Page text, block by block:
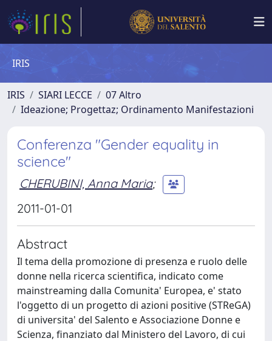
IRIS
IRIS SIARI LECCE
07 Altro
Ideazione; Progettaz; Ordinamento Manifestazioni
Conferenza "Gender equality in
science"
CHERUBINI, Anna Maria;
2011-01-01
Abstract
Il tema della promozione di presenza e ruolo delle
donne nella ricerca scientifica, indicato come
mainstreaming dalla Comunita' Europea, e' stato
l'oggetto di un progetto di azioni positive (STReGA)
di universita' del Salento e Associazione Donne e
Scienza, finanziato dal Ministero del Lavoro, di cui